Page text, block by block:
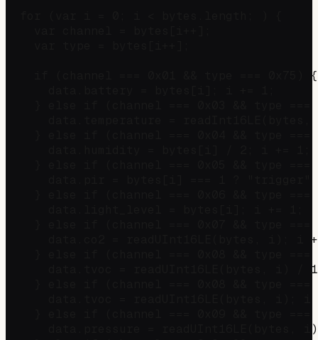
if (channel === 0x01 && type === 0x75)
data.co2 = readUInt16LE(bytes, i); i
data.tvoc = readUInt16LE(bytes, i) /
data.pressure = readUInt16LE(bytes,